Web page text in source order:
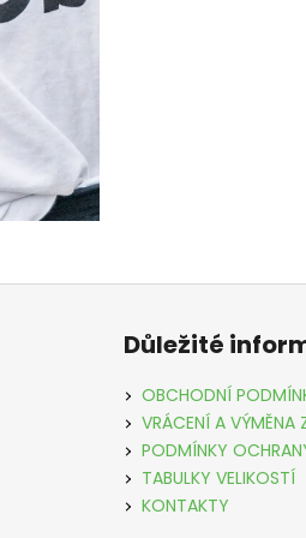
Důležité
OBCHODNÍ
VRÁCENÍ A VÝMĚNA
PODMÍNKY
TABULKY VELIKOSTÍ
KONTAKTY